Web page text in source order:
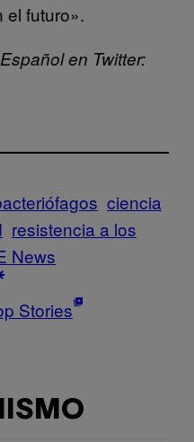
el futuro».
en Twitter:
ciencia
resistencia a los
News
Stories